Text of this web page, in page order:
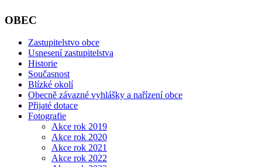
OBEC
Zastupitelstvo obce
Usnesení zastupitelstva
Historie
Současnost
Blízké okolí
Obecně závazné vyhlášky a nařízení obce
Přijaté dotace
Fotografie
Akce rok 2019
Akce rok 2020
Akce rok 2021
Akce rok 2022